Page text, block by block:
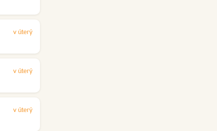
v úterý
v úterý
v úterý